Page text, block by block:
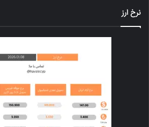
نرخ ارز